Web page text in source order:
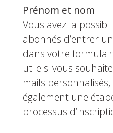
Prénom et nom
Vous avez la
abonnés d’entrer
dans votre
utile si vous
mails
également une
processus